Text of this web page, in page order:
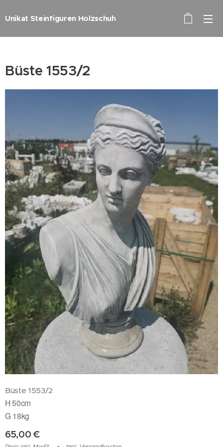
Unikat Steinfiguren Holzschuh
Büste 1553/2
Büste 1553/2
H 50cm
G 18kg
65,00 €